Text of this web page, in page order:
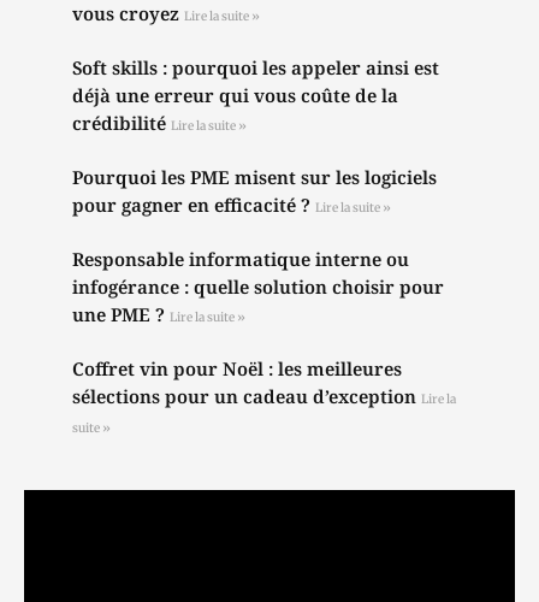
vous croyez Lire la suite »
Soft skills : pourquoi les appeler ainsi est
déjà une erreur qui vous coûte de la
crédibilité Lire la suite »
Pourquoi les PME misent sur les logiciels
pour gagner en efficacité ? Lire la suite »
Responsable informatique interne ou
infogérance : quelle solution choisir pour
une PME ? Lire la suite »
Coffret vin pour Noël : les meilleures
sélections pour un cadeau d’exception Lire la
suite »